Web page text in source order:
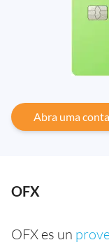
Abra uma
OFX
OFX es un